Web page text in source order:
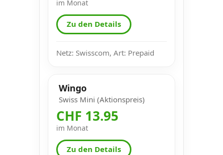
im Monat
Zu den Details
Netz: Swisscom, Art: Prepaid
Wingo
Swiss Mini (Aktionspreis)
CHF 13.95
im Monat
Zu den Details